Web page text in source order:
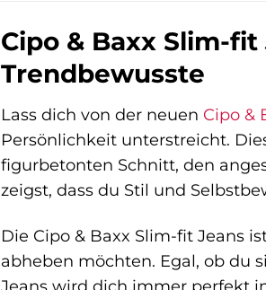
Cipo & Baxx Slim-
Trendbewusste
Lass dich von der neuen Cipo &
Persönlichkeit unterstreicht.
figurbetonten Schnitt, den
zeigst, dass du Stil und
Die Cipo & Baxx Slim-fit Jeans
abheben möchten. Egal, ob du